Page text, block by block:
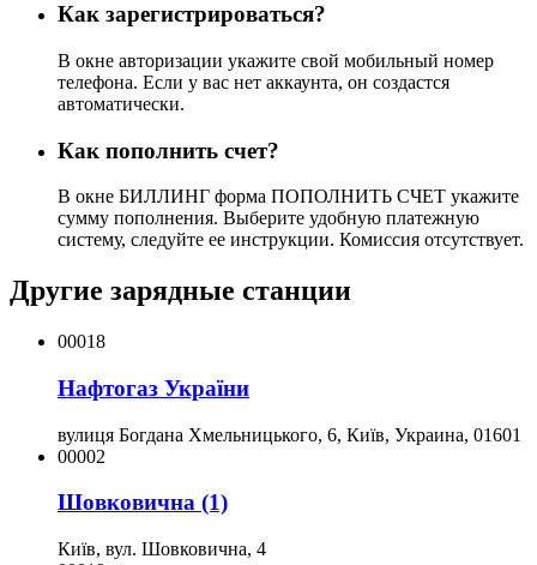
Как зарегистрироваться?
В окне авторизации укажите свой мобильный номер
телефона. Если у вас нет аккаунта, он создастся
автоматически.
Как пополнить счет?
В окне БИЛЛИНГ форма ПОПОЛНИТЬ СЧЕТ укажите
сумму пополнения. Выберите удобную платежную
систему, следуйте ее инструкции. Комиссия отсутствует.
Другие зарядные станции
00018
Нафтогаз України
вулиця Богдана Хмельницького, 6, Київ, Украина, 01601
00002
Шовковична (1)
Київ, вул. Шовковична, 4